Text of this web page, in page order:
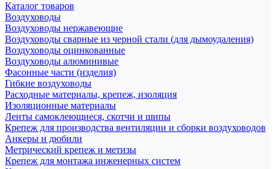
Каталог товаров
Воздуховоды
Воздуховоды нержавеющие
Воздуховоды сварные из черной стали (для дымоудаления)
Воздуховоды оцинкованные
Воздуховоды алюминивые
Фасонные части (изделия)
Гибкие воздуховоды
Расходные материалы, крепеж, изоляция
Изоляционные материалы
Ленты самоклеющиеся, скотчи и шипы
Крепеж для производства вентиляции и сборки воздуховодов
Анкеры и дюбили
Метрический крепеж и метизы
Крепеж для монтажа инженерных систем